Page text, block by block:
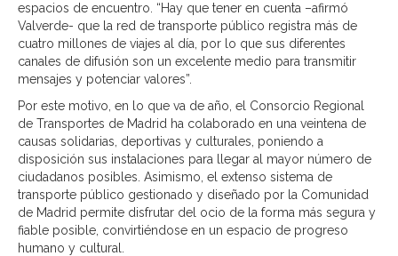
espacios de encuentro. “Hay que tener en cuenta –afirmó
Valverde- que la red de transporte público registra más de
cuatro millones de viajes al día, por lo que sus diferentes
canales de difusión son un excelente medio para transmitir
mensajes y potenciar valores”.
Por este motivo, en lo que va de año, el Consorcio Regional
de Transportes de Madrid ha colaborado en una veintena de
causas solidarias, deportivas y culturales, poniendo a
disposición sus instalaciones para llegar al mayor número de
ciudadanos posibles. Asimismo, el extenso sistema de
transporte público gestionado y diseñado por la Comunidad
de Madrid permite disfrutar del ocio de la forma más segura y
fiable posible, convirtiéndose en un espacio de progreso
humano y cultural.